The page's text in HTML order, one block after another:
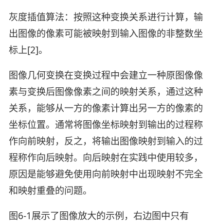
灰度插值算法：按照这种变换关系进行计算，输
出图像的像素可能被映射到输入图像的非整数坐
标上[2]。
图像几何变换在变换过程中会建立一种原图像像
素与变换后图像像素之间的映射关系，通过这种
关系，能够从一方的像素计算出另一方的像素的
坐标位置。通常将图像坐标映射到输出的过程称
作向前映射，反之，将输出图像映射到输入的过
程称作向后映射。向后映射在实践中使用较多，
原因是能够避免使用向前映射中出现映射不完全
和映射重叠的问题。
图6-1展示了图像放大的示例，右边图中只有